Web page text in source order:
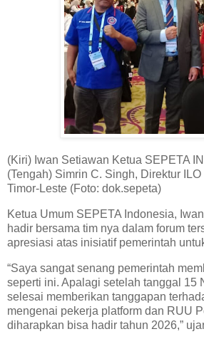
(Kiri) Iwan Setiawan Ketua SEPETA
(Tengah) Simrin C. Singh, Direktur
Timor-Leste (Foto: dok.sepeta)
Ketua Umum SEPETA Indonesia,
hadir bersama tim nya dalam forum
apresiasi atas inisiatif pemerintah
“Saya sangat senang pemerintah
seperti ini. Apalagi setelah tanggal 15
selesai memberikan tanggapan
mengenai pekerja platform dan RUU
diharapkan bisa hadir tahun 2026,”